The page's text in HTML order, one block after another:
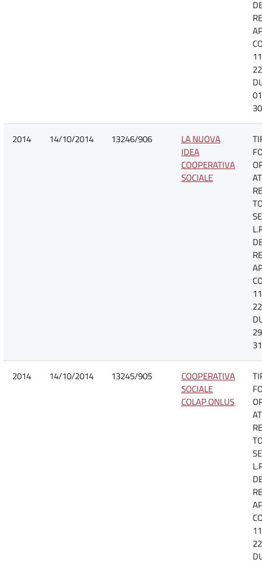
2014 14/10/2014 13246/906
LA NUOVA
IDEA
COOPERATIVA
SOCIALE
2014 14/10/2014 13245/905
COOPERATIVA
SOCIALE
COLAP ONLUS